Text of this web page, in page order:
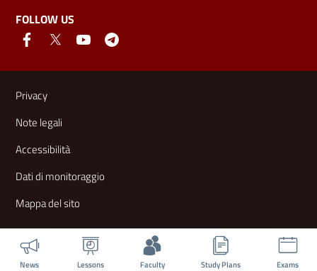
News Lessons Faculty Study Plans Exams
FOLLOW US
Useful links and information
Privacy
Note legali
Accessibilità
Dati di monitoraggio
Mappa del sito